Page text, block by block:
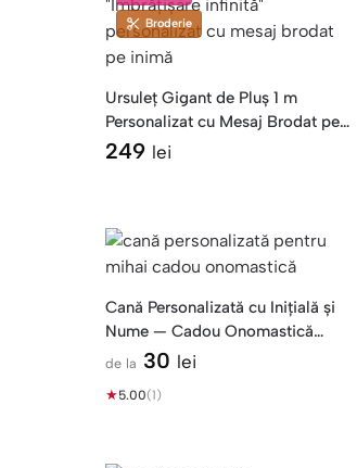
Broderie
Ursuleț Gigant de Pluș 1 m
Personalizat cu Mesaj Brodat pe
Inimă
249 lei
Cană Personalizată cu Inițială și
Nume — Cadou Onomastică
Mihai
de la 30 lei
★5.00(1)